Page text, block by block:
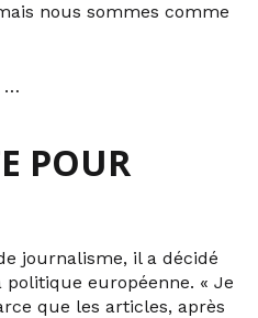
nous sommes comme
…
POUR
journalisme, il a décidé
européenne. « Je
que les articles, après